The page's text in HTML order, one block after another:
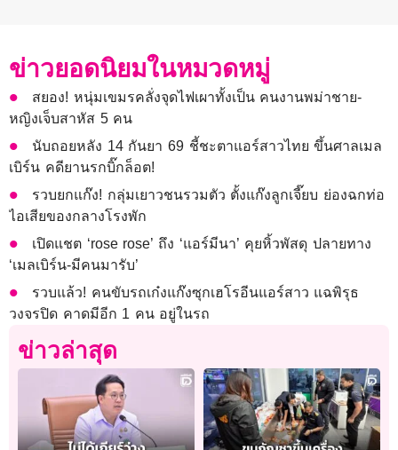
ข่าวยอดนิยมในหมวดหมู่
สยอง! หนุ่มเขมรคลั่งจุดไฟเผาทั้งเป็น คนงานพม่าชาย-
หญิงเจ็บสาหัส 5 คน
นับถอยหลัง 14 กันยา 69 ชี้ชะตาแอร์สาวไทย ขึ้นศาลเมล
เบิร์น คดียานรกบิ๊กล็อต!
รวบยกแก๊ง! กลุ่มเยาวชนรวมตัว ตั้งแก๊งลูกเจี๊ยบ ย่องฉกท่อ
ไอเสียของกลางโรงพัก
เปิดแชต ‘rose rose’ ถึง ‘แอร์มีนา’ คุยหิ้วพัสดุ ปลายทาง
‘เมลเบิร์น-มีคนมารับ’
รวบแล้ว! คนขับรถเก๋งแก๊งซุกเฮโรอีนแอร์สาว แฉพิรุธ
วงจรปิด คาดมีอีก 1 คน อยู่ในรถ
ข่าวล่าสุด